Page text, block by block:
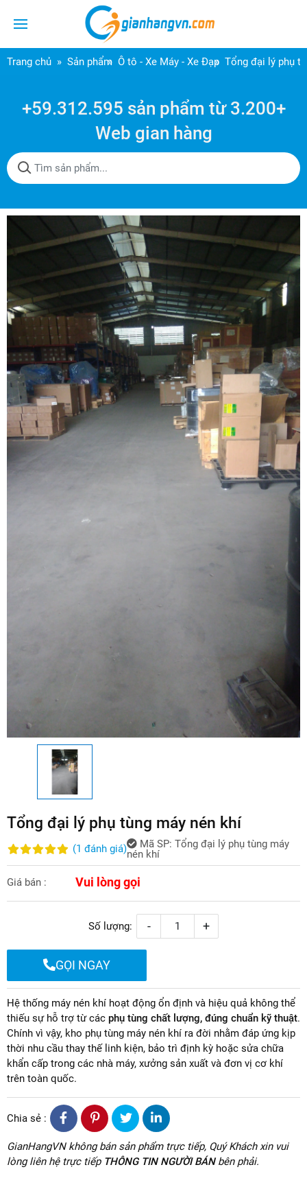
Trang chủ Sản phẩm Ô tô - Xe Máy - Xe Đạp Tổng đại lý phụ
+59.312.595 sản phẩm từ 3.200+
Web gian hàng
Tổng đại lý phụ tùng máy nén khí
(1 đánh giá) Mã SP: Tổng đại lý phụ tùng máy
nén khí
Giá bán : Vui lòng gọi
Số lượng: - +
GỌI NGAY
Hệ thống máy nén khí hoạt động ổn định và hiệu quả không thể
thiếu sự hỗ trợ từ các phụ tùng chất lượng, đúng chuẩn kỹ thuật.
Chính vì vậy, kho phụ tùng máy nén khí ra đời nhằm đáp ứng kịp
thời nhu cầu thay thế linh kiện, bảo trì định kỳ hoặc sửa chữa
khẩn cấp trong các nhà máy, xưởng sản xuất và đơn vị cơ khí
trên toàn quốc.
Chia sẻ :
GianHangVN không bán sản phẩm trực tiếp, Quý Khách xin vui
lòng liên hệ trực tiếp THÔNG TIN NGƯỜI BÁNbên phải.